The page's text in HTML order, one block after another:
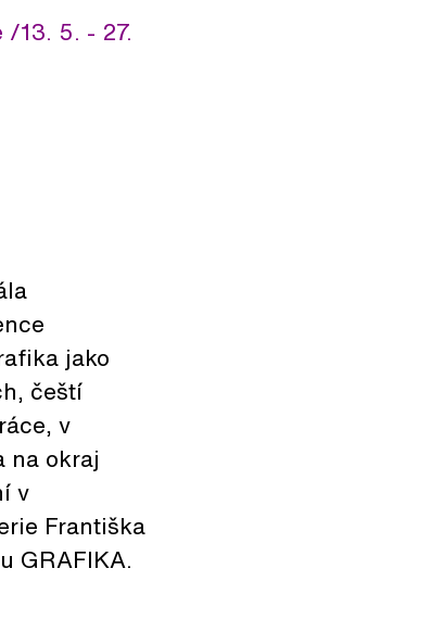
13. 5. - 27.
jako
čeští
v
na okraj
v
Františka
GRAFIKA.